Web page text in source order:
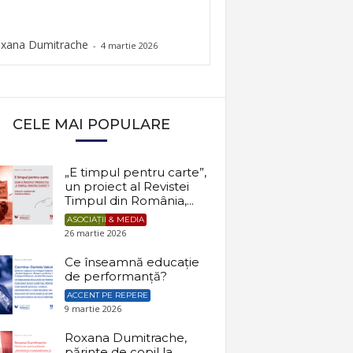
Dumitrache - 4 martie 2026
CELE MAI POPULARE
„E timpul pentru carte”,
un proiect al Revistei
Timpul din România,...
ASOCIAȚII & MEDIA
26 martie 2026
Ce înseamnă educație
de performanță?
ACCENT PE REPERE
9 martie 2026
Roxana Dumitrache,